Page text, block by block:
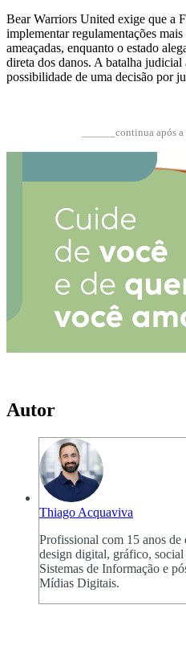
Bear Warriors United exige que a
implementar regulamentações
ameaçadas, enquanto o estado
direta dos danos. A batalha
possibilidade de uma decisão por
______continua após
Autor
Thiago Acquaviva
Profissional com 15 anos
design digital, gráfico,
Sistemas de Informação e
Mídias Digitais.